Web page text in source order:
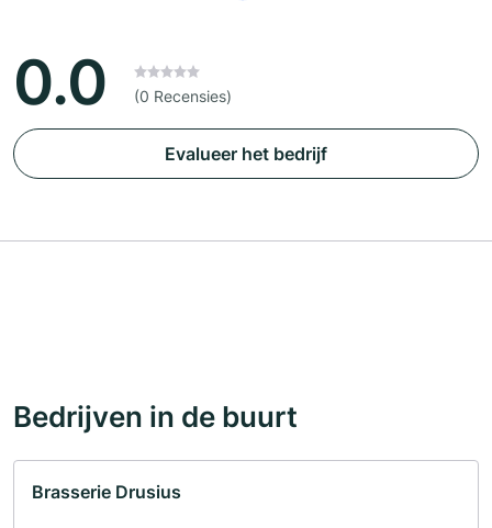
0.0 (0 Recensies)
Evalueer het bedrijf
Bedrijven in de buurt
Brasserie Drusius